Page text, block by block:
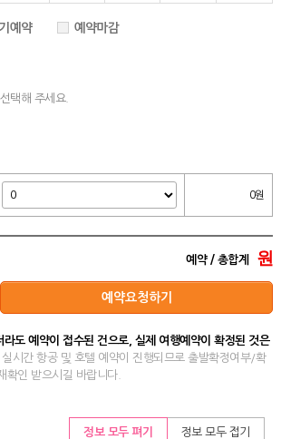
택해 주세요.
0원
예약 / 총합계 원
도 예약이 접수된 건으로, 실제 여행예약이 확정된 것은
시간 항공 및 호텔 예약이 진행되므로 출발확정여부/확
확인 받으시길 바랍니다.
정보 모두 접기
정보 모두 펴기